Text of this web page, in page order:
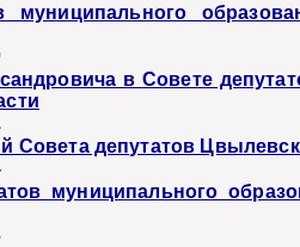
в Совете
депутатов
муниципального